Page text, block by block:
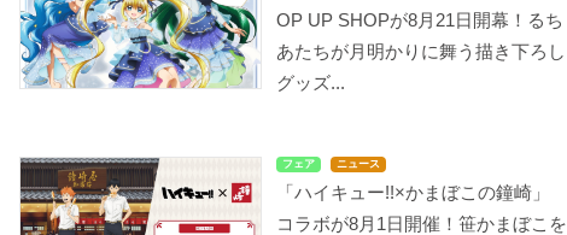
OP UP SHOPが8月21日開幕！るち
あたちが月明かりに舞う描き下ろし
グッズ...
フェア ニュース
「ハイキュー!!×かまぼこの鐘崎」
コラボが8月1日開催！笹かまぼこを